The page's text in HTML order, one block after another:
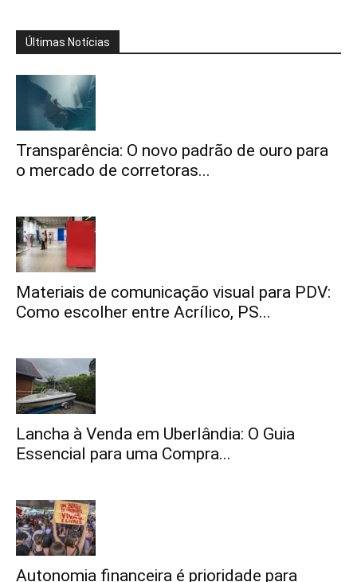
Últimas Notícias
Transparência: O novo padrão de ouro para
o mercado de corretoras...
Materiais de comunicação visual para PDV:
Como escolher entre Acrílico, PS...
Lancha à Venda em Uberlândia: O Guia
Essencial para uma Compra...
Autonomia financeira é prioridade para